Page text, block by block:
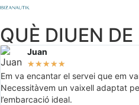
QUÈ DIUEN
Juan
★★★★★
Em va encantar el servei que em
Necessitàvem un vaixell adaptat
l’embarcació ideal.